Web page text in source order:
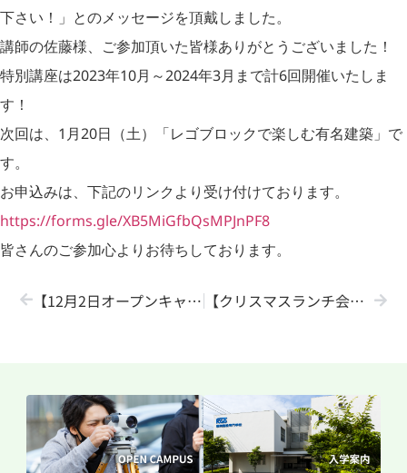
下さい！」とのメッセージを頂戴しました。
講師の佐藤様、ご参加頂いた皆様ありがとうございました！
特別講座は2023年10月～2024年3月まで計6回開催いたしま
す！
次回は、1月20日（土）「レゴブロックで楽しむ有名建築」で
す。
お申込みは、下記のリンクより受け付けております。
https://forms.gle/XB5MiGfbQsMPJnPF8
皆さんのご参加心よりお待ちしております。
【12月2日オープンキャンパスを開催しました♪】 【クリスマスランチ会 】